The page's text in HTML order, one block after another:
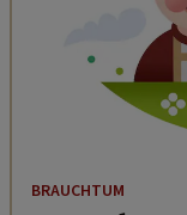
BRAUCHTUM